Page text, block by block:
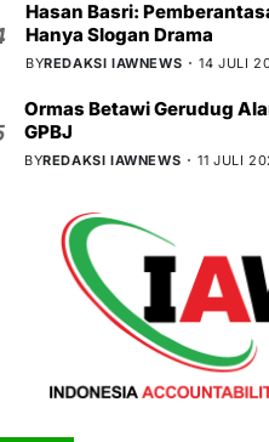
Hasan Basri:
Hanya Slogan Drama
BYREDAKSI IAWNEWS 14 JULI
Ormas Betawi Gerudug
GPBJ
BYREDAKSI IAWNEWS 11 JULI